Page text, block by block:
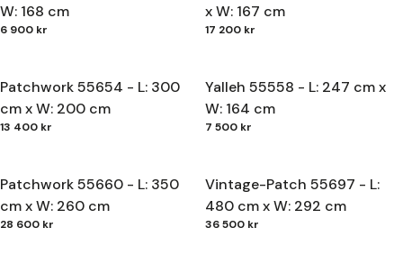
W: 168 cm
6 900 kr
x W: 167 cm
17 200 kr
Patchwork 55654 - L: 300
cm x W: 200 cm
13 400 kr
Yalleh 55558 - L: 247 cm x
W: 164 cm
7 500 kr
Patchwork 55660 - L: 350
cm x W: 260 cm
28 600 kr
Vintage-Patch 55697 - L:
480 cm x W: 292 cm
36 500 kr